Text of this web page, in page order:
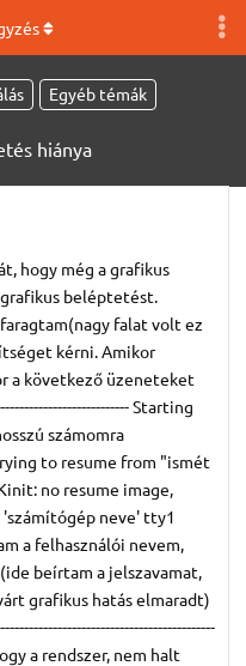
Egyéb témák
hiánya
hogy még a grafikus
beléptetést.
falat volt ez
kérni. Amikor
a következő üzeneteket
Starting
számomra
to resume from "ismét
no resume image,
neve' tty1
a felhasználói nevem,
beírtam a jelszavamat,
grafikus hatás elmaradt)
a rendszer, nem halt